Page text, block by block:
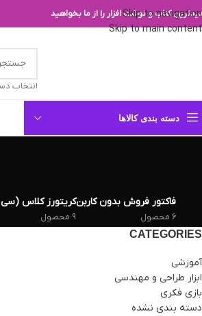
Skip to navigation
Skip to main content
کتاب و نوشت افزار را از ما بخواهید
انتخاب
دسته بندی کالاها
فاکتور فروش بدون کاربن
6 محصول
کریتورز کلاس
9 محصول
CATEGORIES
آموزشی
ابزار طراحی و مهندسی
بازی فکری
دسته بندی نشده